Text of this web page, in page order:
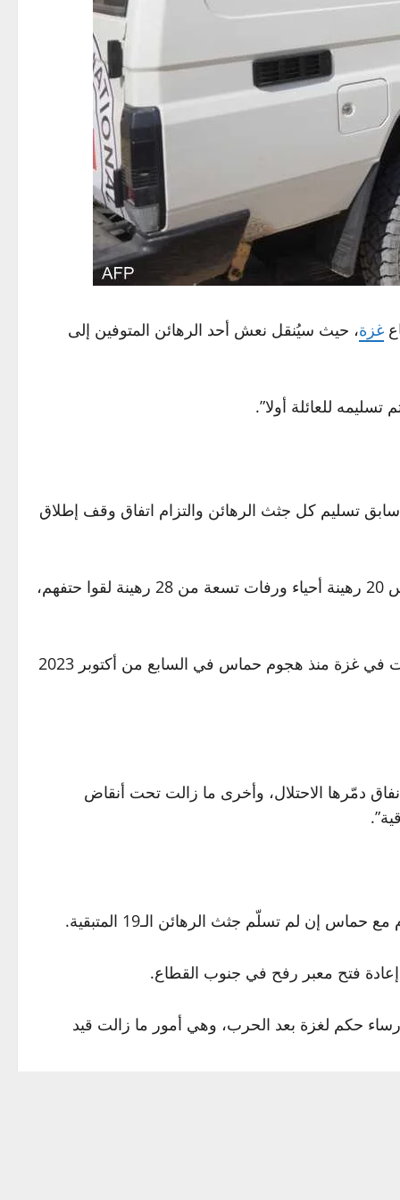
غزة، حيث سيُنقل نعش أحد الرهائن المتوفين إلى
للعائلة أولا”.
تسليم كل جثث الرهائن والتزام اتفاق وقف إطلاق
بدور رئيسي في التوصل إليه، أعادت حماس 20 رهينة أحياء ورفات تسعة من 28 رهينة لقوا حتفهم،
وفي المقابل، أفرج الجانب الإسرائيلي عن حوالي ألفي معتقل فلسطيني من سجونه وأوقف العملية العسكرية التي بدأت في غزة منذ هجوم حماس في السابع من أكتوبر 2023
دمّرها الاحتلال، وأخرى ما زالت تحت أنقاض
إن لم تسلّم جثث الرهائن الـ19 المتبقية.
فتح معبر رفح في جنوب القطاع.
حكم لغزة بعد الحرب، وهي أمور ما زالت قيد